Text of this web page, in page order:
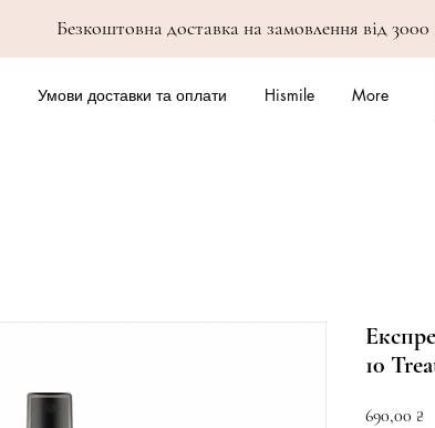
Безкоштовна доставка на замовлення від 3000
Умови доставки та оплати Hismile More
10
690,00 ₴